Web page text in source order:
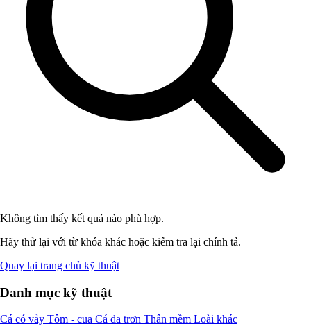
Không tìm thấy kết quả nào phù hợp.
Hãy thử lại với từ khóa khác hoặc kiểm tra lại chính tả.
Quay lại trang chủ kỹ thuật
Danh mục kỹ thuật
Cá có vảy Tôm - cua Cá da trơn Thân mềm Loài khác